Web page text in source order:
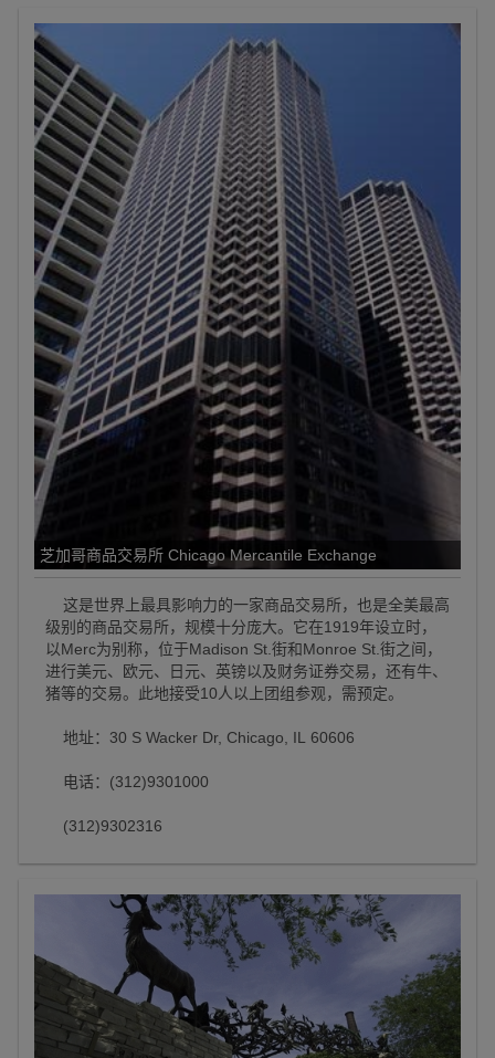
芝加哥商品交易所 Chicago Mercantile Exchange
这是世界上最具影响力的一家商品交易所，也是全美最高
级别的商品交易所，规模十分庞大。它在1919年设立时，
以Merc为别称，位于Madison St.街和Monroe St.街之间，
进行美元、欧元、日元、英镑以及财务证券交易，还有牛、
猪等的交易。此地接受10人以上团组参观，需预定。
地址：30 S Wacker Dr, Chicago, IL 60606
电话：(312)9301000
(312)9302316